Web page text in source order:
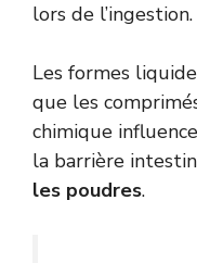
lors de
Les formes
que les
chimique
la barrière
les poudres.